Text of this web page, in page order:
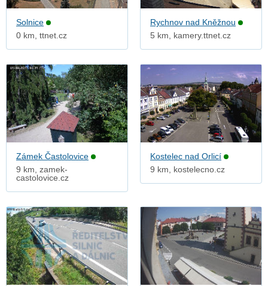
Solnice
0 km, ttnet.cz
Rychnov nad Kněžnou
5 km, kamery.ttnet.cz
Zámek Častolovice
9 km, zamek-
castolovice.cz
Kostelec nad Orlicí
9 km, kostelecno.cz